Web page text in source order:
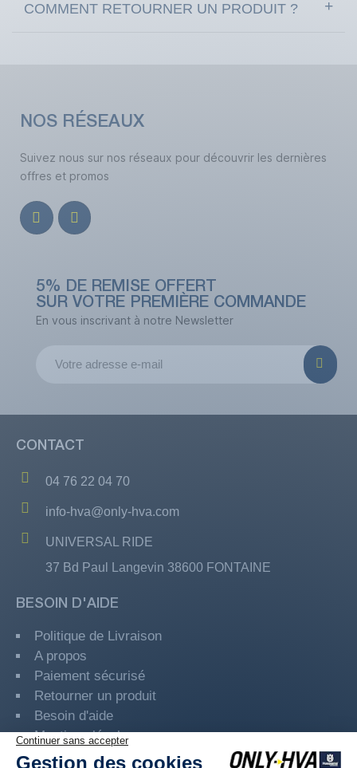
COMMENT RETOURNER UN PRODUIT ?
NOS RÉSEAUX
Suivez nous sur nos réseaux pour découvrir les dernières
offres et promos
5% DE REMISE OFFERT
SUR VOTRE PREMIÈRE COMMANDE
En vous inscrivant à notre Newsletter
CONTACT
04 76 22 04 70
info-hva@only-hva.com
UNIVERSAL RIDE
37 Bd Paul Langevin 38600 FONTAINE
BESOIN D'AIDE
Politique de Livraison
A propos
Paiement sécurisé
Retourner un produit
Besoin d'aide
Mentions légales
Guide des Tailles